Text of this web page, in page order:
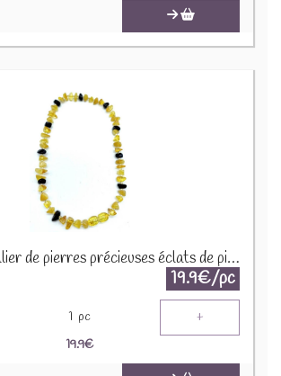
Ambre - Collier de pierres précieuses éclats de pierres 45cm COLC-AMB
19.9€/pc
1 pc +
19.9€